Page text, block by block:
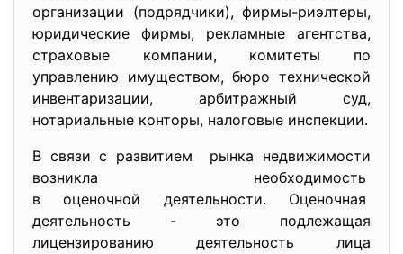
организации (подрядчики), фирмы-риэлтеры,
юридические фирмы, рекламные агентства,
страховые компании, комитеты по
управлению имуществом, бюро технической
инвентаризации, арбитражный суд,
нотариальные конторы, налоговые инспекции.
В связи с развитием рынка недвижимости
возникла необходимость
в оценочной деятельности. Оценочная
деятельность - это подлежащая
лицензированию деятельность лица